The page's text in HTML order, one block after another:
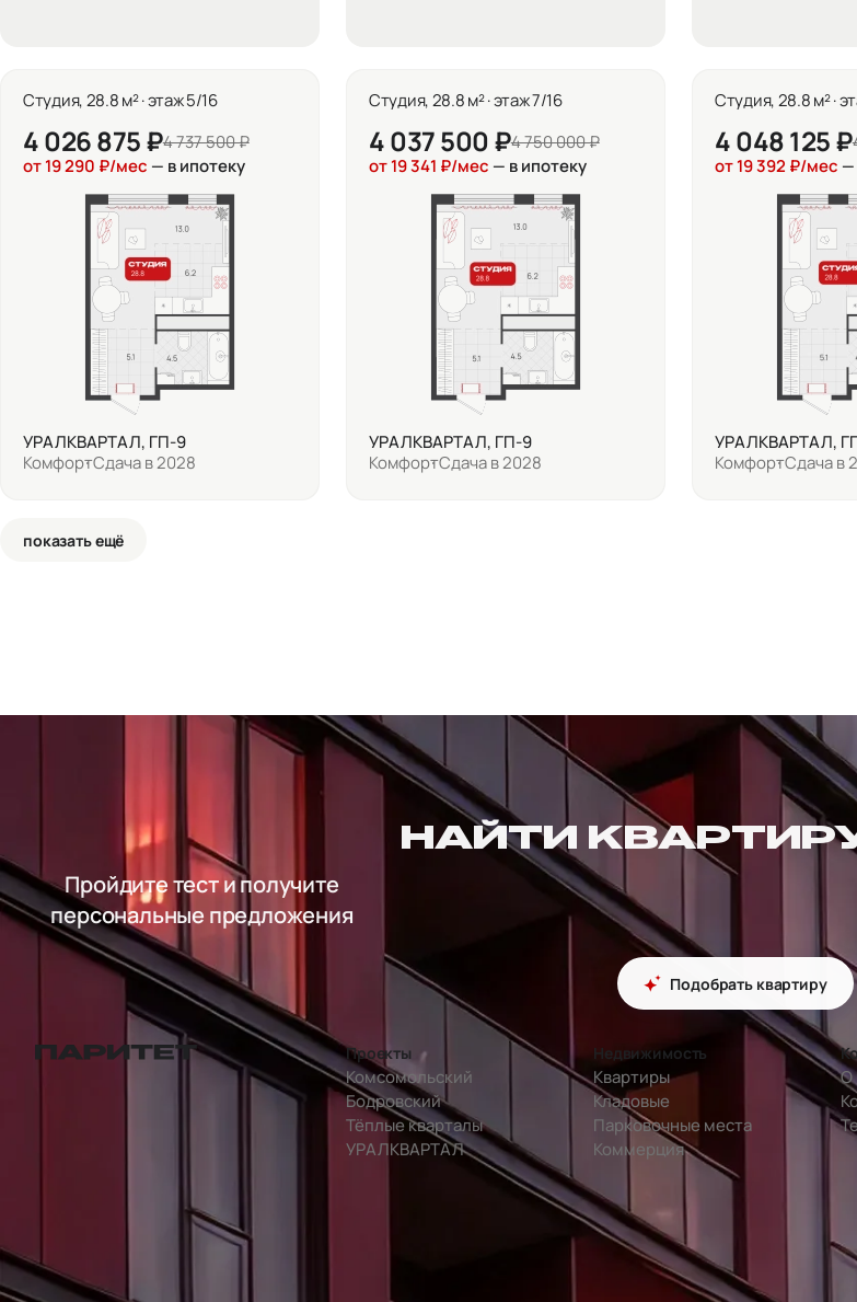
Студия, 28.8 м² · этаж 5/16
4 026 875 ₽4 737 500 ₽
от 19 290 ₽/мес — в ипотеку
УРАЛКВАРТАЛ, ГП-9
КомфортСдача в 2028
Студия, 28.8 м² · этаж 7/16
4 037 500 ₽4 750 000 ₽
от 19 341 ₽/мес — в ипотеку
УРАЛКВАРТАЛ, ГП-9
КомфортСдача в 2028
Студия, 28.8 м² ·
4 048 125 ₽
от 19 392 ₽/мес —
УРАЛКВАРТАЛ,
КомфортСдача в
показать ещё
НАЙТИ
Пройдите тест и получите
персональные предложения
Подобрать квартиру
перейти на главную страницу
Проекты
Комсомольский
Бодровский
Тёплые кварталы
УРАЛКВАРТАЛ
Недвижимость
Квартиры
Кладовые
Парковочные места
Коммерция
О